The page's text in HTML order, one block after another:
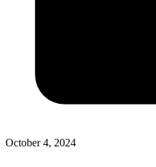
October 4, 2024